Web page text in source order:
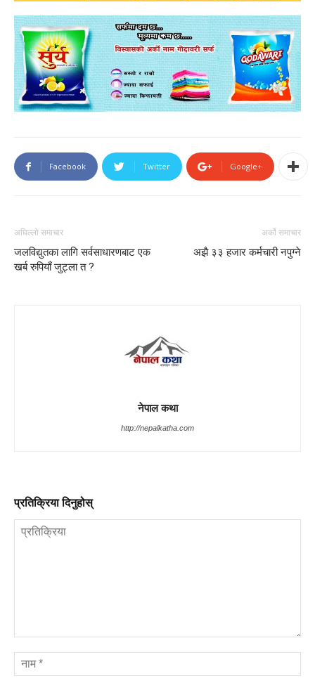
new new
Facebook Twitter Google+
अघिल्लो समाचार
जलविद्युतका लागि सर्वसाधारणबाट एक
खर्ब रुपियाँ जुट्ला त ?
अर्को समाचार
अझै ३३ हजार कर्मचारी नपुग्ने
नेपाल कथा
http://nepalkatha.com
प्रतिक्रिया दिनुहोस्